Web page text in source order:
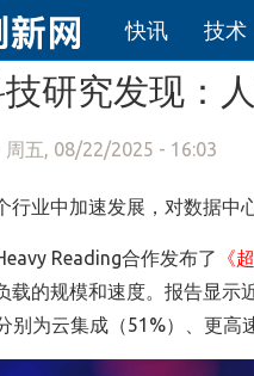
快讯 技术
研究发现：
周五, 08/22/2025 - 16:03
行业中加速发展，对数据中
Reading合作发布了 《
载的规模和速度。报告显示
别为云集成（51%）、更高